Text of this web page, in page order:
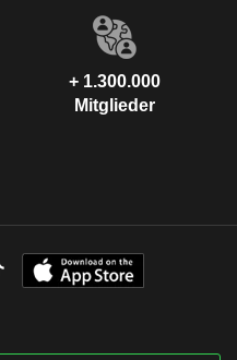
+ 1.300.000
Mitglieder